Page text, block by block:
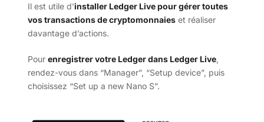
Il est utile d’installer Ledger Live pour gérer toutes
vos transactions de cryptomonnaieset réaliser
davantage d’actions.
Pour enregistrer votre Ledger dans Ledger Live,
rendez-vous dans “Manager”, “Setup device”, puis
choisissez “Set up a new Nano S”.